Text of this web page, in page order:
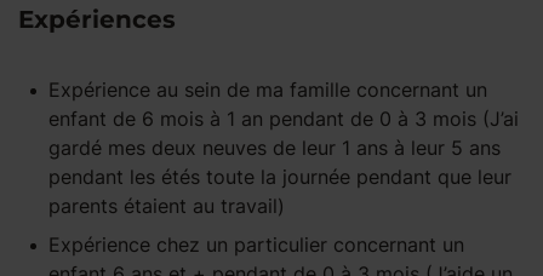
Expériences
Expérience au sein de ma famille concernant un
enfant de 6 mois à 1 an pendant de 0 à 3 mois (J’ai
gardé mes deux neuves de leur 1 ans à leur 5 ans
pendant les étés toute la journée pendant que leur
parents étaient au travail)
Expérience chez un particulier concernant un